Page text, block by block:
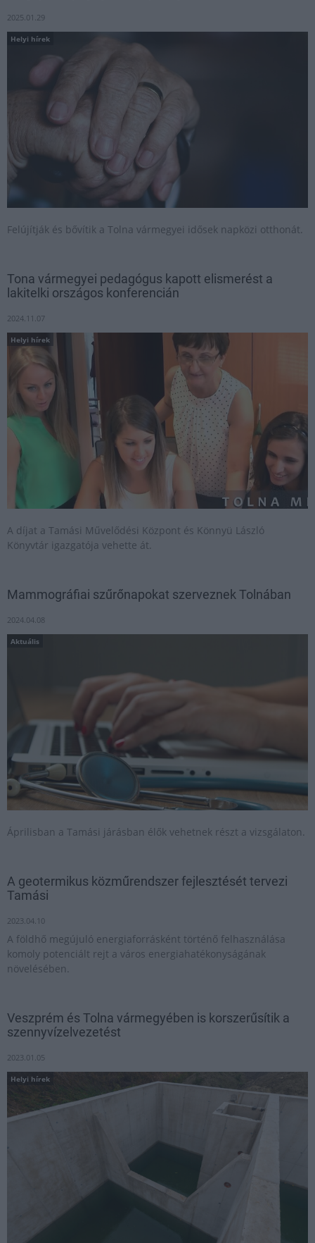
2025.01.29
Helyi hírek
Felújítják és bővítik a Tolna vármegyei idősek napközi otthonát.
Tona vármegyei pedagógus kapott elismerést a
lakitelki országos konferencián
2024.11.07
Helyi hírek
A díjat a Tamási Művelődési Központ és Könnyü László
Könyvtár igazgatója vehette át.
Mammográfiai szűrőnapokat szerveznek Tolnában
2024.04.08
Aktuális
Áprilisban a Tamási járásban élők vehetnek részt a vizsgálaton.
A geotermikus közműrendszer fejlesztését tervezi
Tamási
2023.04.10
A földhő megújuló energiaforrásként történő felhasználása
komoly potenciált rejt a város energiahatékonyságának
növelésében.
Veszprém és Tolna vármegyében is korszerűsítik a
szennyvízelvezetést
2023.01.05
Helyi hírek